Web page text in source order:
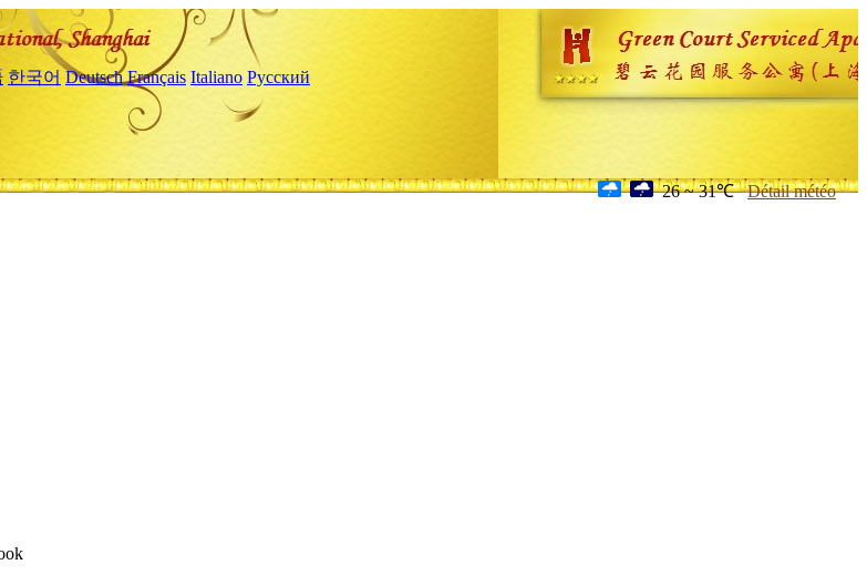
한국어 Deutsch Français Italiano Русский
26 ~ 31℃ Détail météo